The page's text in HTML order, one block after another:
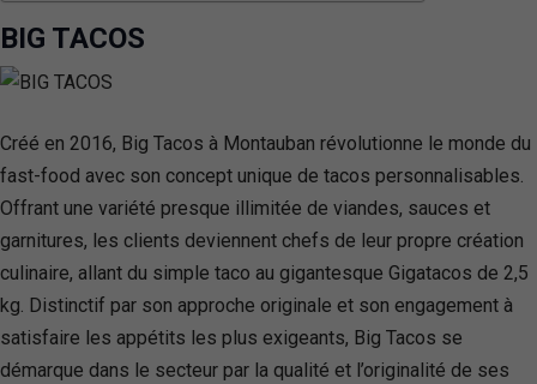
BIG TACOS
Créé en 2016, Big Tacos à Montauban révolutionne le monde du
fast-food avec son concept unique de tacos personnalisables.
Offrant une variété presque illimitée de viandes, sauces et
garnitures, les clients deviennent chefs de leur propre création
culinaire, allant du simple taco au gigantesque Gigatacos de 2,5
kg. Distinctif par son approche originale et son engagement à
satisfaire les appétits les plus exigeants, Big Tacos se
démarque dans le secteur par la qualité et l’originalité de ses